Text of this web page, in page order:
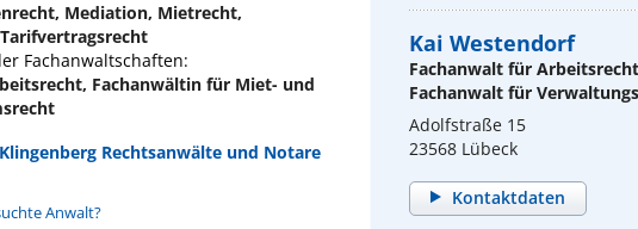
Mediation, Mietrecht,
Fachanwaltschaften:
Fachanwältin für Miet- und
Rechtsanwälte und Notare
Anwalt?
Kai Westendorf
Fachanwalt für Arbeitsrecht
Fachanwalt für
Adolfstraße 15
23568 Lübeck
Kontaktdaten